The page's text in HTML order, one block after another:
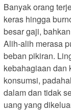
Banyak orang
keras hingga
besar gaji,
Alih-alih merasa
beban pikiran.
kebahagiaan dan
konsumsi,
dalam dan tidak
uang yang